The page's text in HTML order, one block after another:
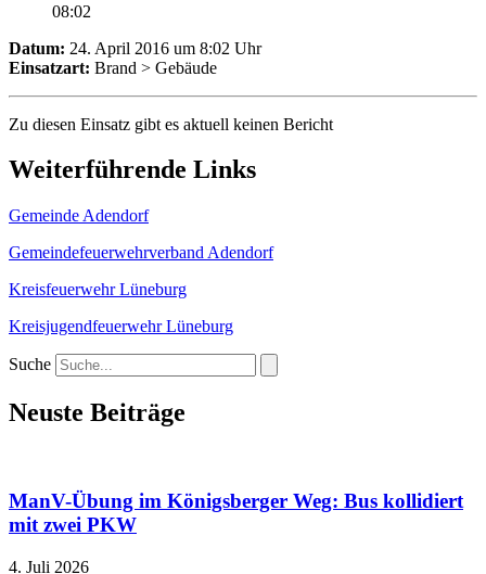
08:02
Datum: 24. April 2016 um 8:02 Uhr
Einsatzart: Brand > Gebäude
Zu diesen Einsatz gibt es aktuell keinen Bericht
Weiterführende Links
Gemeinde Adendorf
Gemeindefeuerwehrverband Adendorf
Kreisfeuerwehr Lüneburg
Kreisjugendfeuerwehr Lüneburg
Suche
Neuste Beiträge
ManV-Übung im Königsberger Weg: Bus kollidiert
mit zwei PKW
4. Juli 2026